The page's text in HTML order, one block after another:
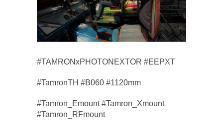
#TAMRONxPHOTONEXTOR #EEPXT
#TamronTH #B060 #1120mm
#Tamron_Emount #Tamron_Xmount
#Tamron_RFmount